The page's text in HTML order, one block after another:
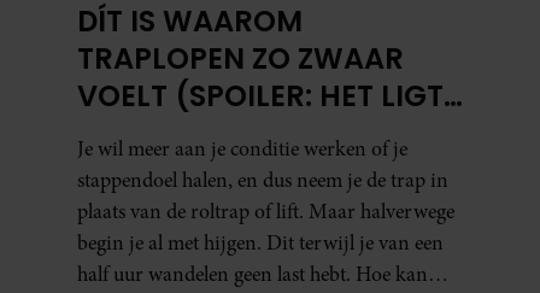
DÍT IS WAAROM
TRAPLOPEN ZO ZWAAR
VOELT (SPOILER: HET LIGT
NIET AAN JE CONDITIE)
Je wil meer aan je conditie werken of je
stappendoel halen, en dus neem je de trap in
plaats van de roltrap of lift. Maar halverwege
begin je al met hijgen. Dit terwijl je van een
half uur wandelen geen last hebt. Hoe kan